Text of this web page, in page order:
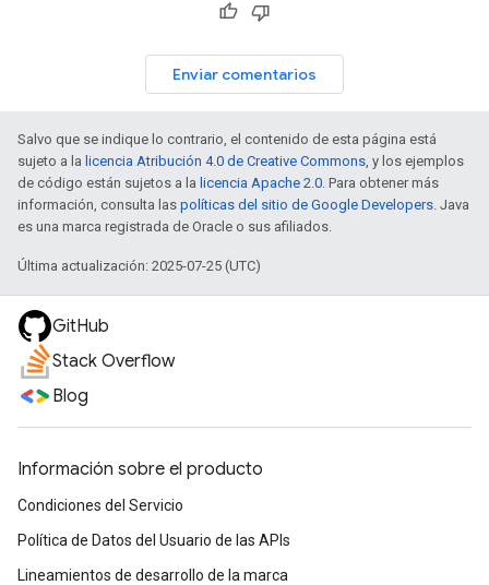
Enviar comentarios
Salvo que se indique lo contrario, el contenido de esta página está
sujeto a la licencia Atribución 4.0 de Creative Commons, y los ejemplos
de código están sujetos a la licencia Apache 2.0. Para obtener más
información, consulta las políticas del sitio de Google Developers. Java
es una marca registrada de Oracle o sus afiliados.
Última actualización: 2025-07-25 (UTC)
GitHub
Stack Overflow
Blog
Información sobre el producto
Condiciones del Servicio
Política de Datos del Usuario de las APIs
Lineamientos de desarrollo de la marca